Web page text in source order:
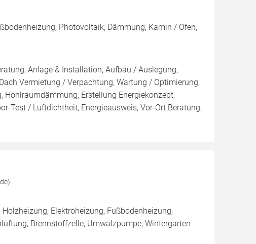
Photovoltaik, Dämmung, Kamin / Ofen,
Anlage & Installation, Aufbau / Auslegung,
Vermietung / Verpachtung, Wartung / Optimierung,
Erstellung Energiekonzept,
Test / Luftdichtheit, Energieausweis, Vor-Ort Beratung,
Elektroheizung, Fußbodenheizung,
Brennstoffzelle, Umwälzpumpe, Wintergarten